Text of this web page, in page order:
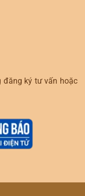
đăng ký tư vấn hoặc